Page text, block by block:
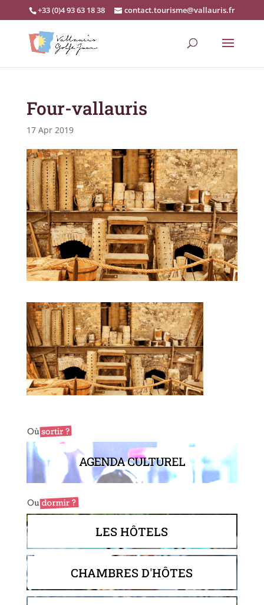
+33 (0)4 93 63 18 38 contact.tourisme@vallauris.fr
Four-vallauris
17 Apr 2019
AGENDA CULTUREL
LES HÔTELS
CHAMBRES D'HÔTES